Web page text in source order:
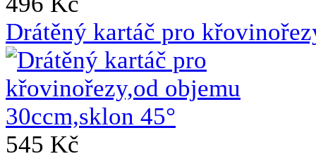
Drátěný kartáč pro
545 Kč